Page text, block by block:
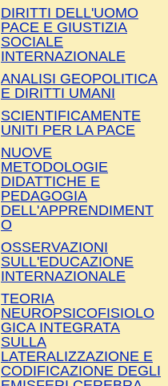
DIRITTI DELL'UOMO
PACE E GIUSTIZIA
SOCIALE
INTERNAZIONALE
ANALISI GEOPOLITICA
E DIRITTI UMANI
SCIENTIFICAMENTE
UNITI PER LA PACE
NUOVE
METODOLOGIE
DIDATTICHE E
PEDAGOGIA
DELL'APPRENDIMENT
O
OSSERVAZIONI
SULL'EDUCAZIONE
INTERNAZIONALE
TEORIA
NEUROPSICOFISIOLO
GICA INTEGRATA
SULLA
LATERALIZZAZIONE E
CODIFICAZIONE DEGLI